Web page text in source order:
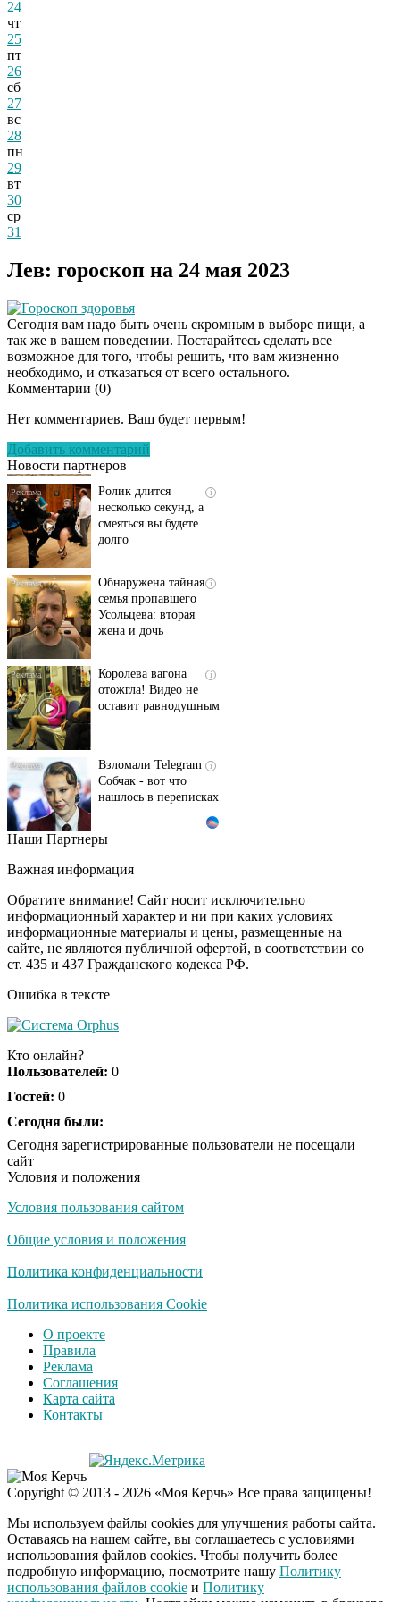
24
чт
25
пт
26
сб
27
вс
28
пн
29
вт
30
ср
31
Лев: гороскоп на 24 мая 2023
Гороскоп здоровья
Сегодня вам надо быть очень скромным в выборе пищи, а
так же в вашем поведении. Постарайтесь сделать все
возможное для того, чтобы решить, что вам жизненно
необходимо, и отказаться от всего остального.
Комментарии (0)
Нет комментариев. Ваш будет первым!
Добавить комментарий
Новости партнеров
Скрытая камера на
люди вытворяют, когда
несколько секунд, а
смеяться вы будете
долго
семья пропавшего
Усольцева: вторая
жена и дочь
отожгла! Видео не
оставит равнодушным
Собчак - вот что
нашлось в переписках
Этот танец невесты
Пересмотрела 10 раз
i
Ролик длится пару
секунд, но вы будете в
шоке от увиденного
Ржу не переставая, это
Ролик из Омска: вы
"Потеряли стыд в
Поплавская вмазала
Публичный удар
это настоящий вызов
Наши Партнеры
Важная информация
Обратите внимание! Сайт носит исключительно
информационный характер и ни при каких условиях
информационные материалы и цены, размещенные на
сайте, не являются публичной офертой, в соответствии со
ст. 435 и 437 Гражданского кодекса РФ.
Ошибка в тексте
Кто онлайн?
Пользователей: 0
Гостей: 0
Сегодня были:
Сегодня зарегистрированные пользователи не посещали
сайт
Условия и положения
Условия пользования сайтом
Общие условия и положения
Политика конфиденциальности
Политика использования Cookie
О проекте
Правила
Реклама
Соглашения
Карта сайта
Контакты
Copyright © 2013 - 2026 «Моя Керчь» Все права защищены!
Мы используем файлы cookies для улучшения работы сайта.
Оставаясь на нашем сайте, вы соглашаетесь с условиями
использования файлов cookies. Чтобы получить более
подробную информацию, посмотрите нашу Политику
использования файлов cookie и Политику